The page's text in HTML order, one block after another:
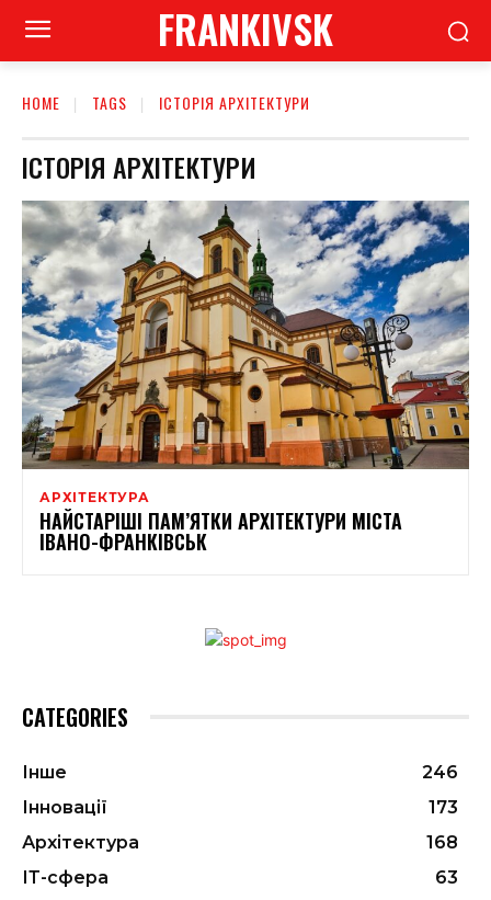
FRANKIVSK
HOME TAGS ІСТОРІЯ АРХІТЕКТУРИ
ІСТОРІЯ АРХІТЕКТУРИ
АРХІТЕКТУРА
НАЙСТАРІШІ ПАМ’ЯТКИ АРХІТЕКТУРИ МІСТА
ІВАНО-ФРАНКІВСЬК
CATEGORIES
Інше
246
Інновації
173
Архітектура
168
ІТ-сфера
63